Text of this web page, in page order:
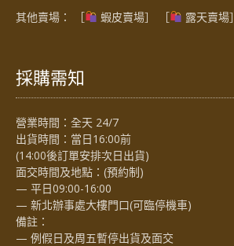
其他賣場： ［ 蝦皮賣場］ ［ 露天賣場］
採購需知
營業時間：全天 24/7
出貨時間：當日16:00前
(14:00後訂單安排次日出貨)
面交時間及地點：(預約制)
— 平日09:00-16:00
— 新北辦事處大樓門口(可臨停機車)
備註：
— 例假日及周五暫停出貨及面交